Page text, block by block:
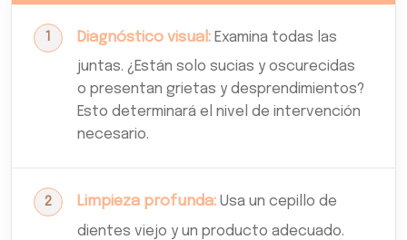
Diagnóstico visual: Examina todas las
juntas. ¿Están solo sucias y oscurecidas
o presentan grietas y desprendimientos?
Esto determinará el nivel de intervención
necesario.
Limpieza profunda: Usa un cepillo de
dientes viejo y un producto adecuado.